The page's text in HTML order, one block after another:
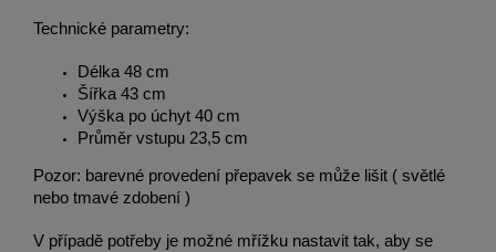
Technické parametry:
Délka 48 cm
Šířka 43 cm
Výška po úchyt 40 cm
Průměr vstupu 23,5 cm
Pozor: barevné provedení přepavek se může lišit ( světlé
nebo tmavé zdobení )
V případě potřeby je možné mřížku nastavit tak, aby se